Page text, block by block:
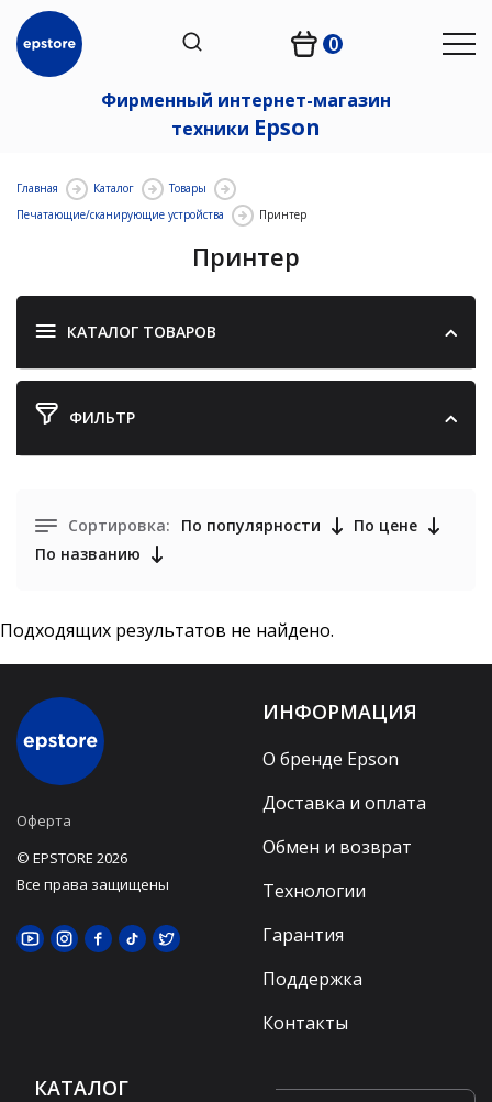
0
Фирменный интернет-магазин
техники Epson
Главная Каталог
Товары
Печатающие/сканирующие устройства
Принтер
Принтер
КАТАЛОГ ТОВАРОВ
ФИЛЬТР
Сортировка: По популярности
По цене
По названию
Подходящих результатов не найдено.
Оферта
© EPSTORE 2026
Все права защищены
ИНФОРМАЦИЯ
О бренде Epson
Доставка и оплата
Обмен и возврат
Технологии
Гарантия
Поддержка
Контакты
КАТАЛОГ